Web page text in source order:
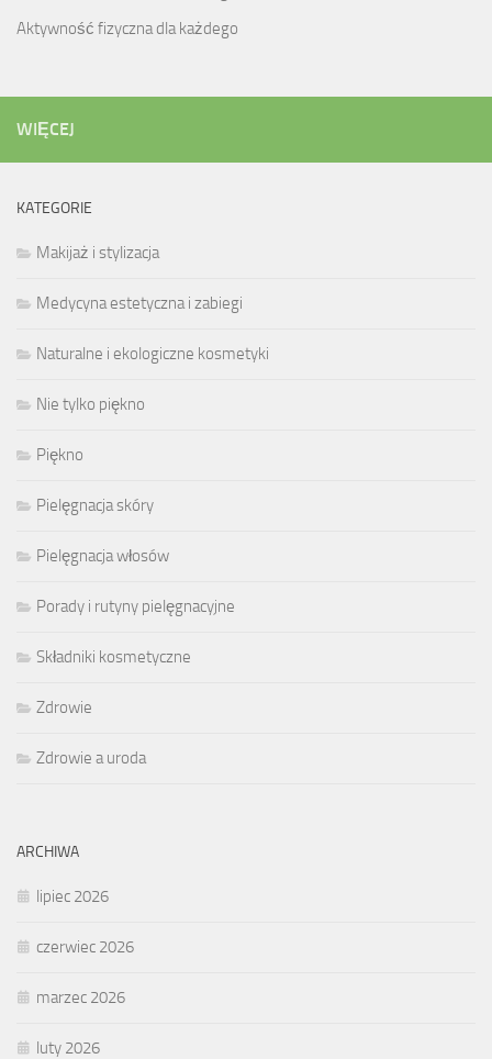
Aktywność fizyczna dla każdego
WIĘCEJ
KATEGORIE
Makijaż i stylizacja
Medycyna estetyczna i zabiegi
Naturalne i ekologiczne kosmetyki
Nie tylko piękno
Piękno
Pielęgnacja skóry
Pielęgnacja włosów
Porady i rutyny pielęgnacyjne
Składniki kosmetyczne
Zdrowie
Zdrowie a uroda
ARCHIWA
lipiec 2026
czerwiec 2026
marzec 2026
luty 2026